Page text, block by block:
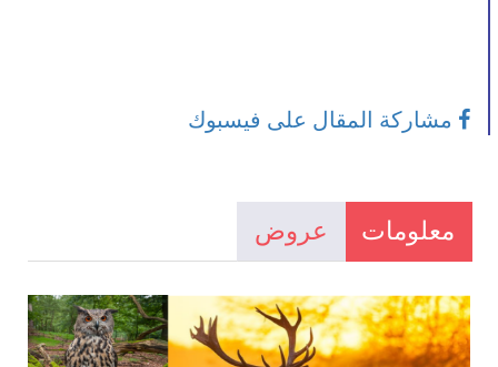
مشاركة المقال على فيسبوك
معلومات عروض